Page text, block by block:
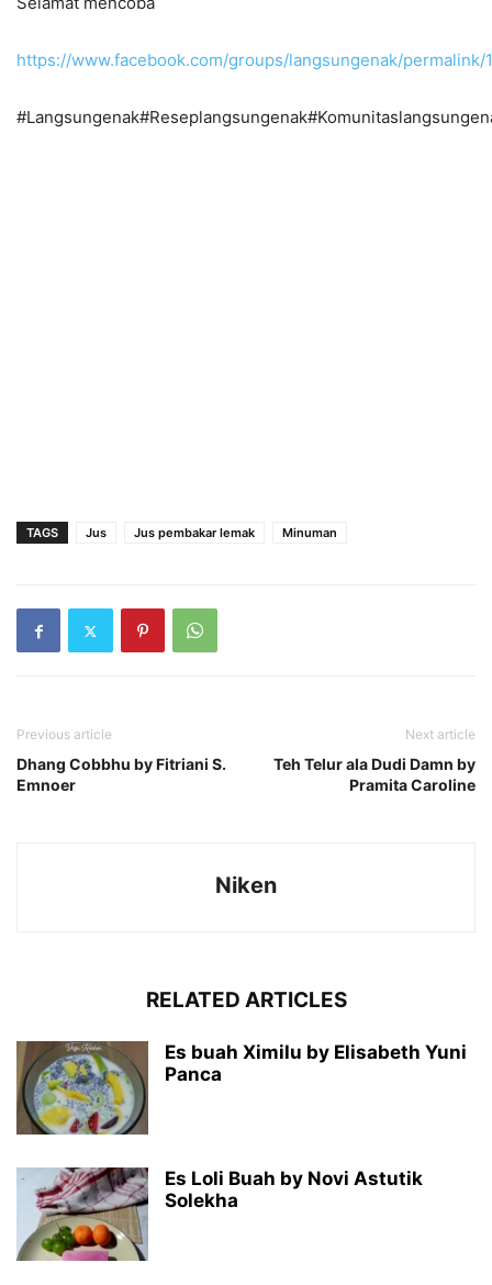
https://www.facebook.com/groups/langsungenak/permalink/
TAGS Jus Jus pembakar lemak Minuman
Previous article
Dhang Cobbhu by Fitriani S.
Emnoer
Next article
Teh Telur ala Dudi Damn by
Pramita Caroline
Niken
RELATED ARTICLES
Es buah Ximilu by Elisabeth Yuni
Panca
Es Loli Buah by Novi Astutik
Solekha